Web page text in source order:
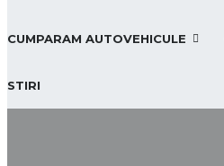
CUMPARAM AUTOVEHICULE
STIRI